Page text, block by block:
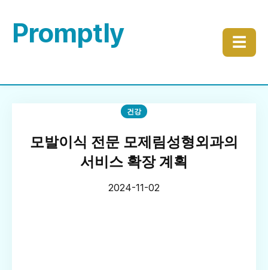
Promptly ☰
건강
모발이식 전문 모제림성형외과의
서비스 확장 계획
2024-11-02